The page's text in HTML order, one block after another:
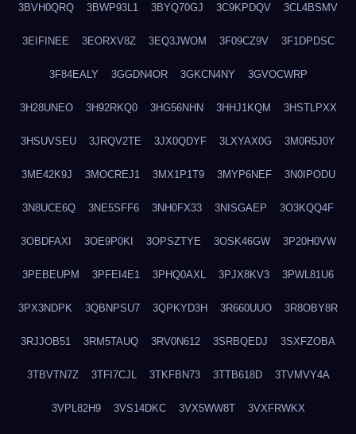
3BVH0QRQ 3BWP93L1 3BYQ70GJ 3C9KPDQV 3CL4BSMV
3EIFINEE 3EORXV8Z 3EQ3JWOM 3F09CZ9V 3F1DPDSC
3F84EALY 3GGDN4OR 3GKCN4NY 3GVOCWRP
3H28UNEO 3H92RKQ0 3HG56NHN 3HHJ1KQM 3HSTLPXX
3HSUVSEU 3JRQV2TE 3JX0QDYF 3LXYAX0G 3M0R5J0Y
3ME42K9J 3MOCREJ1 3MX1P1T9 3MYP6NEF 3N0IPODU
3N8UCE6Q 3NE5SFF6 3NH0FX33 3NISGAEP 3O3KQQ4F
3OBDFAXI 3OE9P0KI 3OPSZTYE 3OSK46GW 3P20H0VW
3PEBEUPM 3PFEI4E1 3PHQ0AXL 3PJX8KV3 3PWL81U6
3PX3NDPK 3QBNPSU7 3QPKYD3H 3R660UUO 3R8OBY8R
3RJJOB51 3RM5TAUQ 3RV0N612 3SRBQEDJ 3SXFZOBA
3TBVTN7Z 3TFI7CJL 3TKFBN73 3TTB618D 3TVMVY4A
3VPL82H9 3VS14DKC 3VX5WW8T 3VXFRWKX